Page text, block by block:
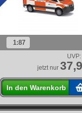
1:87
UVP:
jetzt nur
In den Warenkorb